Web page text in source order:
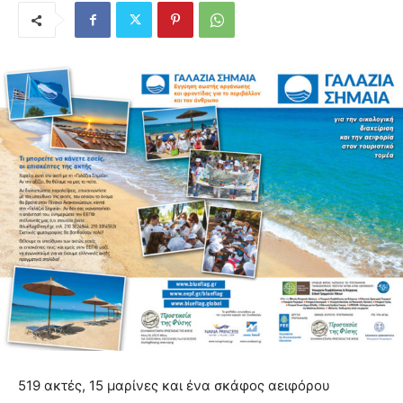
519 ακτές, 15 μαρίνες και ένα σκάφος αειφόρου